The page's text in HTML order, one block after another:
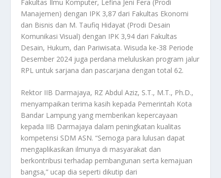
Fakultas Ilmu Komputer, Lefina Jeni Fera (Prodi
Manajemen) dengan IPK 3,87 dari Fakultas Ekonomi
dan Bisnis dan M. Taufiq Hidayat (Prodi Desain
Komunikasi Visual) dengan IPK 3,94 dari Fakultas
Desain, Hukum, dan Pariwisata. Wisuda ke-38 Periode
Desember 2024 juga perdana meluluskan program jalur
RPL untuk sarjana dan pascarjana dengan total 62.
Rektor IIB Darmajaya, RZ Abdul Aziz, S.T., M.T., Ph.D.,
menyampaikan terima kasih kepada Pemerintah Kota
Bandar Lampung yang memberikan kepercayaan
kepada IIB Darmajaya dalam peningkatan kualitas
kompetensi SDM ASN. “Semoga para lulusan dapat
mengaplikasikan ilmunya di masyarakat dan
berkontribusi terhadap pembangunan serta kemajuan
bangsa,” ucap dia seperti dikutip dari